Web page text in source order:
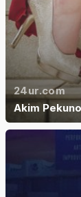
24ur.com
Akim